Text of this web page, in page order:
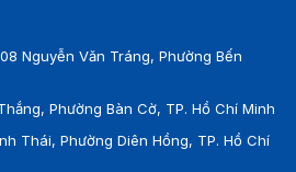
08 Nguyễn Văn Tráng, Phường Bến
Phường Bàn Cờ, TP. Hồ Chí Minh
Thái, Phường Diên Hồng, TP. Hồ Chí